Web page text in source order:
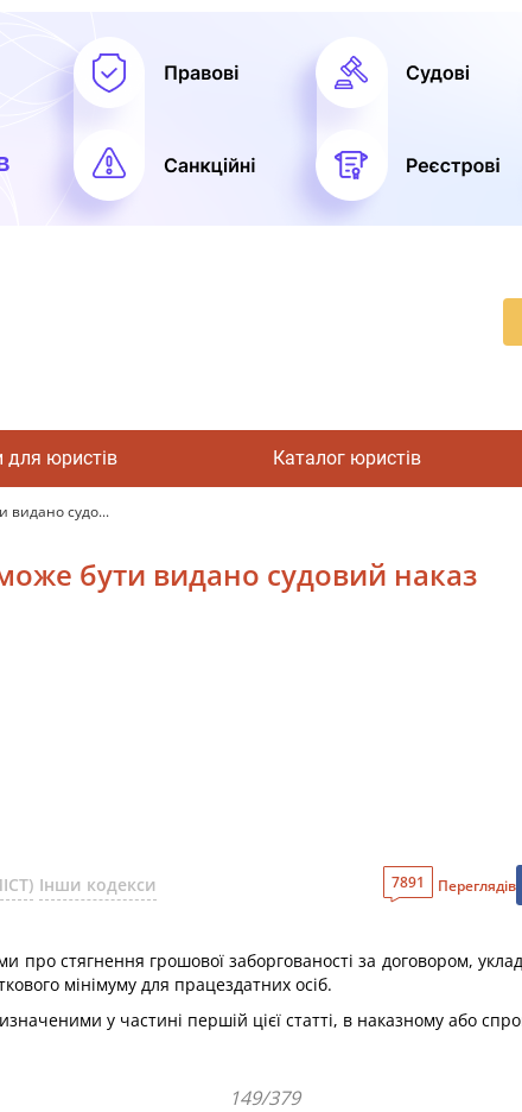
для юристів Каталог юристів
видано судо...
бути видано судовий наказ
Інши кодекси 7891 Переглядів
про стягнення грошової заборгованості за договором,
мінімуму для працездатних осіб.
у частині першій цієї статті, в наказному або
149/379